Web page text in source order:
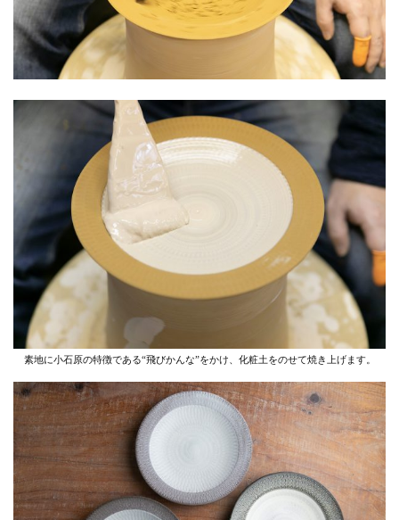
素地に小石原の特徴である“飛びかんな”をかけ、化粧土をのせて焼き上げます。